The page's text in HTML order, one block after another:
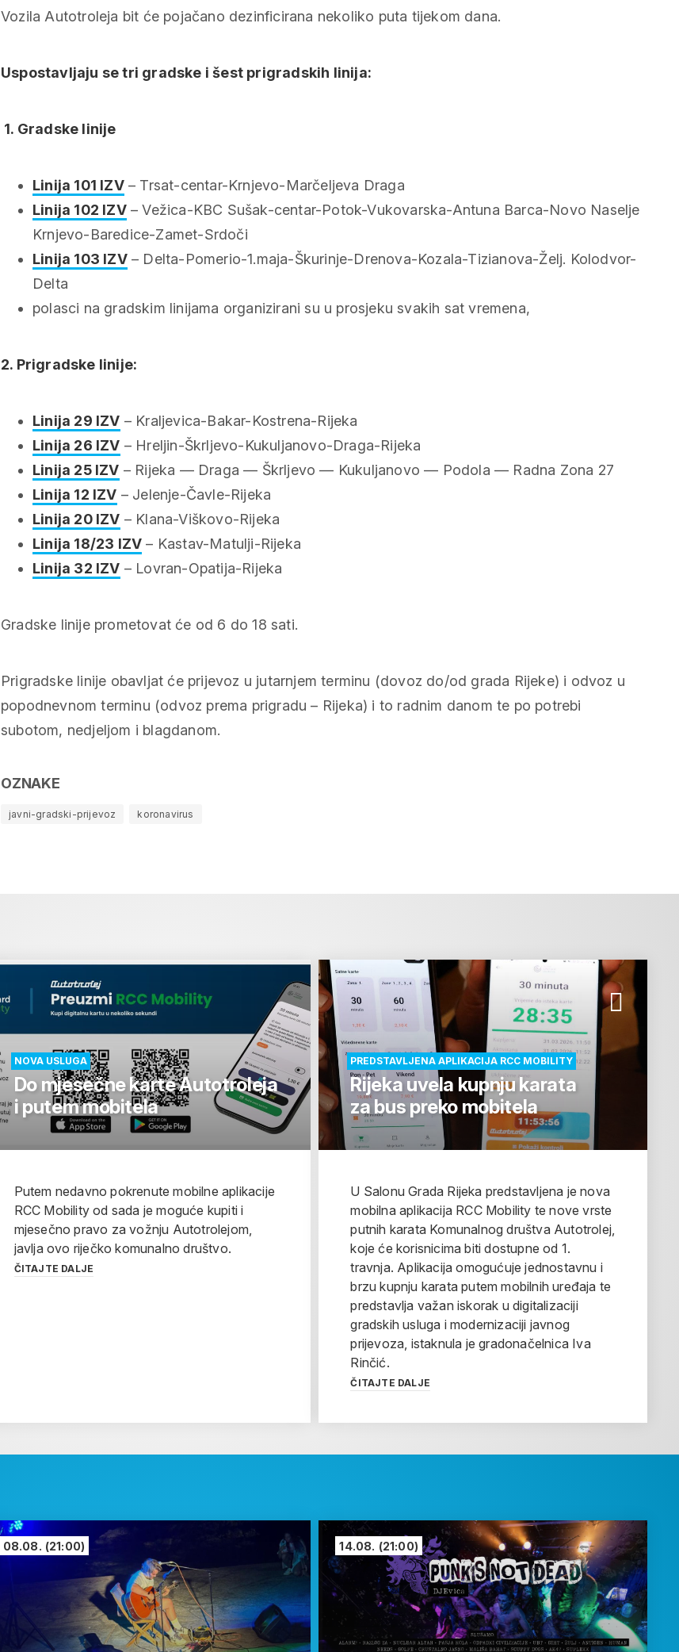
Vozila Autotroleja bit će pojačano dezinficirana nekoliko puta tijekom dana.
Uspostavljaju se tri gradske i šest prigradskih linija:
1. Gradske linije
Linija 101 IZV– Trsat-centar-Krnjevo-Marčeljeva Draga
Linija 102 IZV– Vežica-KBC Sušak-centar-Potok-Vukovarska-Antuna Barca-Novo Naselje
Krnjevo-Baredice-Zamet-Srdoči
Linija 103 IZV– Delta-Pomerio-1.maja-Škurinje-Drenova-Kozala-Tizianova-Želj. Kolodvor-
Delta
polasci na gradskim linijama organizirani su u prosjeku svakih sat vremena,
2. Prigradske linije:
Linija 29 IZV – Kraljevica-Bakar-Kostrena-Rijeka
Linija 26 IZV – Hreljin-Škrljevo-Kukuljanovo-Draga-Rijeka
Linija 25 IZV – Rijeka — Draga — Škrljevo — Kukuljanovo — Podola — Radna Zona 27
Linija 12 IZV – Jelenje-Čavle-Rijeka
Linija 20 IZV – Klana-Viškovo-Rijeka
Linija 18/23 IZV – Kastav-Matulji-Rijeka
Linija 32 IZV – Lovran-Opatija-Rijeka
Gradske linije prometovat će od 6 do 18 sati.
Prigradske linije obavljat će prijevoz u jutarnjem terminu (dovoz do/od grada Rijeke) i odvoz u
popodnevnom terminu (odvoz prema prigradu – Rijeka) i to radnim danom te po potrebi
subotom, nedjeljom i blagdanom.
OZNAKE
javni-gradski-prijevoz koronavirus
NOVA USLUGA
Do mjesečne karte Autotroleja
i putem mobitela
Putem nedavno pokrenute mobilne aplikacije
RCC Mobility od sada je moguće kupiti i
mjesečno pravo za vožnju Autotrolejom,
javlja ovo riječko komunalno društvo.
ČITAJTE DALJE
PREDSTAVLJENA APLIKACIJA RCC MOBILITY
Rijeka uvela kupnju karata
za bus preko mobitela
U Salonu Grada Rijeka predstavljena je nova
mobilna aplikacija RCC Mobility te nove vrste
putnih karata Komunalnog društva Autotrolej,
koje će korisnicima biti dostupne od 1.
travnja. Aplikacija omogućuje jednostavnu i
brzu kupnju karata putem mobilnih uređaja te
predstavlja važan iskorak u digitalizaciji
gradskih usluga i modernizaciji javnog
prijevoza, istaknula je gradonačelnica Iva
Rinčić.
ČITAJTE DALJE
08.08. (21:00) 14.08. (21:00)